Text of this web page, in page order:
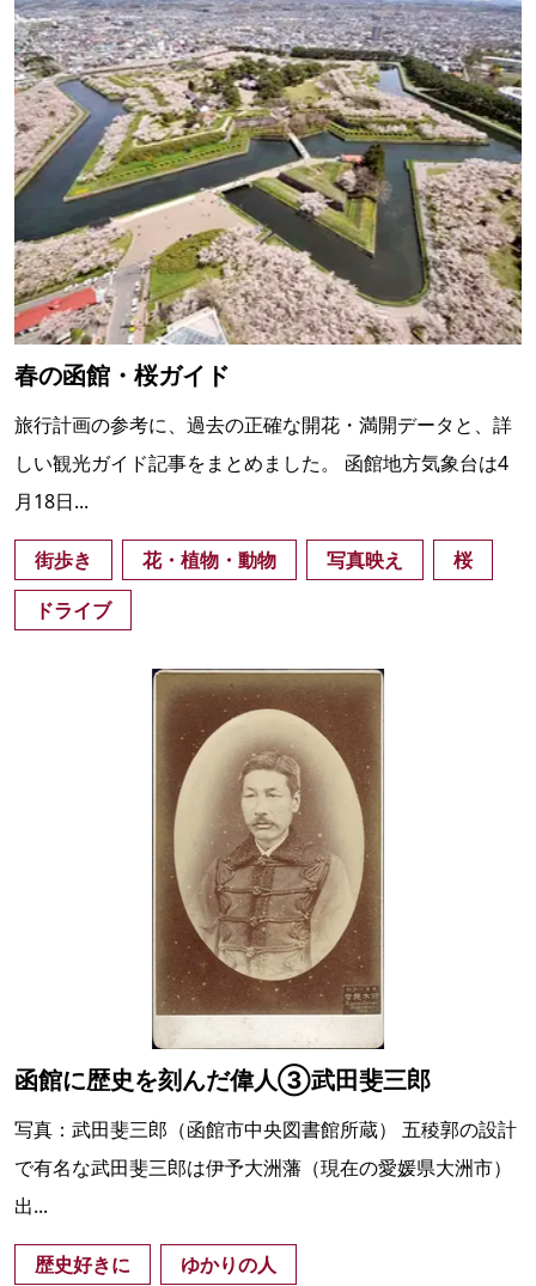
春の函館・桜ガイド
旅行計画の参考に、過去の正確な開花・満開データと、詳
しい観光ガイド記事をまとめました。 函館地方気象台は4
月18日...
街歩き 花・植物・動物 写真映え
桜
ドライブ
函館に歴史を刻んだ偉人③武田斐三郎
写真：武田斐三郎（函館市中央図書館所蔵） 五稜郭の設計
で有名な武田斐三郎は伊予大洲藩（現在の愛媛県大洲市）
出...
歴史好きに ゆかりの人